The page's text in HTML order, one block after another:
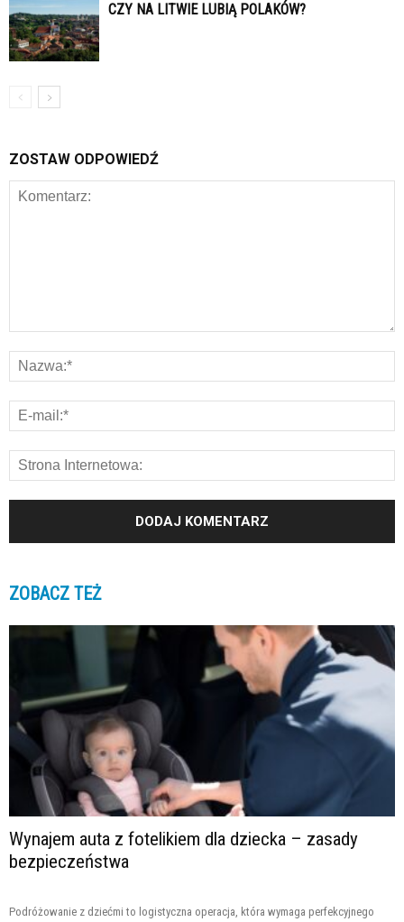
CZY NA LITWIE LUBIĄ POLAKÓW?
ZOSTAW ODPOWIEDŹ
ZOBACZ TEŻ
Wynajem auta z fotelikiem dla dziecka – zasady
bezpieczeństwa
Podróżowanie z dziećmi to logistyczna operacja, która wymaga perfekcyjnego